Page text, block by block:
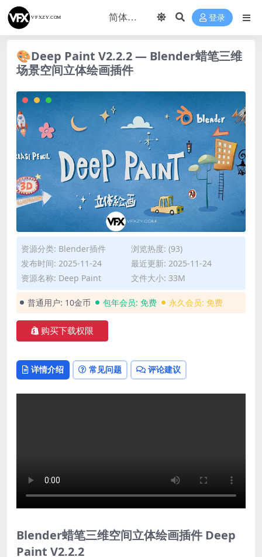
登录
🎨Deep Paint V2.2.2 — Blender蜡笔三维
场景空间立体绘画插件
资源分类: Blender插件
浏览热度: (93)
发布时间: 2025-11-24
最近更新: 2025-11-24
资源名称: Deep Paint
文件大小: 33M
普通用户: 10金币 包年会员: 免费 永久会员: 免费
购买下载权限
详情介绍 常见问题 评论建议
Blender蜡笔三维空间立体绘画插件 Deep
Paint V2.2.2